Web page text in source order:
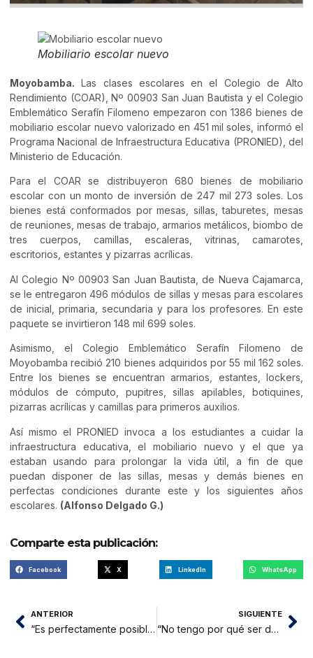
Mobiliario escolar nuevo
Moyobamba. Las clases escolares en el Colegio de Alto
Rendimiento (COAR), Nº 00903 San Juan Bautista y el Colegio
Emblemático Serafín Filomeno empezaron con 1386 bienes de
mobiliario escolar nuevo valorizado en 451 mil soles, informó el
Programa Nacional de Infraestructura Educativa (PRONIED), del
Ministerio de Educación.
Para el COAR se distribuyeron 680 bienes de mobiliario
escolar con un monto de inversión de 247 mil 273 soles. Los
bienes está conformados por mesas, sillas, taburetes, mesas
de reuniones, mesas de trabajo, armarios metálicos, biombo de
tres cuerpos, camillas, escaleras, vitrinas, camarotes,
escritorios, estantes y pizarras acrílicas.
Al Colegio Nº 00903 San Juan Bautista, de Nueva Cajamarca,
se le entregaron 496 módulos de sillas y mesas para escolares
de inicial, primaria, secundaria y para los profesores. En este
paquete se invirtieron 148 mil 699 soles.
Asimismo, el Colegio Emblemático Serafín Filomeno de
Moyobamba recibió 210 bienes adquiridos por 55 mil 162 soles.
Entre los bienes se encuentran armarios, estantes, lockers,
módulos de cómputo, pupitres, sillas apilables, botiquines,
pizarras acrílicas y camillas para primeros auxilios.
Así mismo el PRONIED invoca a los estudiantes a cuidar la
infraestructura educativa, el mobiliario nuevo y el que ya
estaban usando para prolongar la vida útil, a fin de que
puedan disponer de las sillas, mesas y demás bienes en
perfectas condiciones durante este y los siguientes años
escolares. (Alfonso Delgado G.)
Comparte esta publicación:
Facebook X LinkedIn WhatsApp
ANTERIOR
“Es perfectamente posible la creación de Electro San Martín”
SIGUIENTE
“No tengo por qué ser destituida”